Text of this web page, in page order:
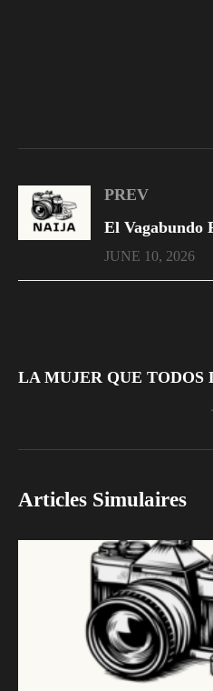
PREV
El Vagabundo
JUNE 10, 2026
Articles Simulaires